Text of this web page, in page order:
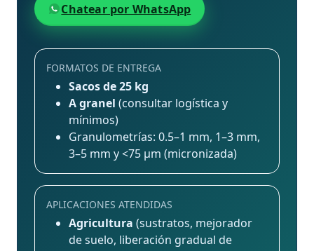
Chatear por WhatsApp
FORMATOS DE ENTREGA
Sacos de 25 kg
A granel (consultar logística y
mínimos)
Granulometrías: 0.5–1 mm, 1–3 mm,
3–5 mm y <75 μm (micronizada)
APLICACIONES ATENDIDAS
Agricultura (sustratos, mejorador
de suelo, liberación gradual de